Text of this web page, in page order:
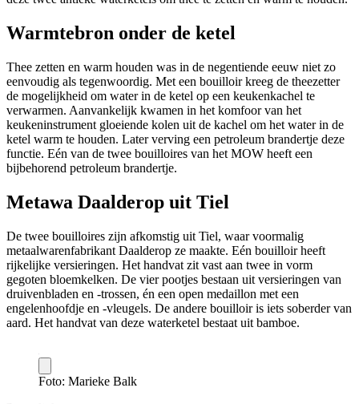
Warmtebron onder de ketel
Thee zetten en warm houden was in de negentiende eeuw niet zo
eenvoudig als tegenwoordig. Met een bouilloir kreeg de theezetter
de mogelijkheid om water in de ketel op een keukenkachel te
verwarmen. Aanvankelijk kwamen in het komfoor van het
keukeninstrument gloeiende kolen uit de kachel om het water in de
ketel warm te houden. Later verving een petroleum brandertje deze
functie. Eén van de twee bouilloires van het MOW heeft een
bijbehorend petroleum brandertje.
Metawa Daalderop uit Tiel
De twee bouilloires zijn afkomstig uit Tiel, waar voormalig
metaalwarenfabrikant Daalderop ze maakte. Eén bouilloir heeft
rijkelijke versieringen. Het handvat zit vast aan twee in vorm
gegoten bloemkelken. De vier pootjes bestaan uit versieringen van
druivenbladen en -trossen, én een open medaillon met een
engelenhoofdje en -vleugels. De andere bouilloir is iets soberder van
aard. Het handvat van deze waterketel bestaat uit bamboe.
Foto: Marieke Balk